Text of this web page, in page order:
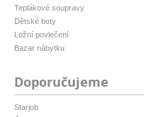
Teplákové soupravy
Dětské boty
Ložní povlečení
Bazar nábytku
Doporučujeme
Starjob